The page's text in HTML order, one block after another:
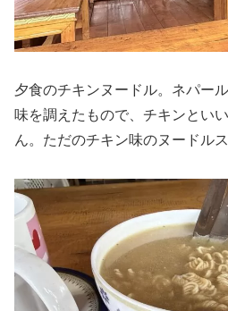
夕食のチキンヌードル。ネパー
味を調えたもので、チキンとい
ん。ただのチキン味のヌードルス